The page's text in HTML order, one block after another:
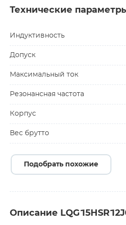
Технические
Индуктивность
Допуск
Максимальный ток
Резонансная частота
Корпус
Вес брутто
Подобрать похожие
Описание